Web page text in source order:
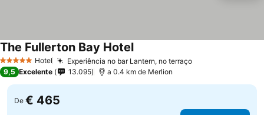
5 Estrelas Hotel Experiência no bar Lantern, no terraço
The Fullerton Bay Hotel
9,5 Excelente 13.095 a 0.4 km de Merlion
De € 465